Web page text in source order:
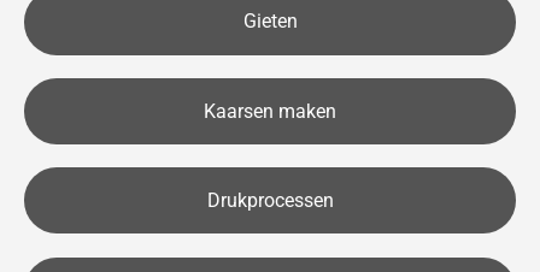
Gieten
Kaarsen maken
Drukprocessen